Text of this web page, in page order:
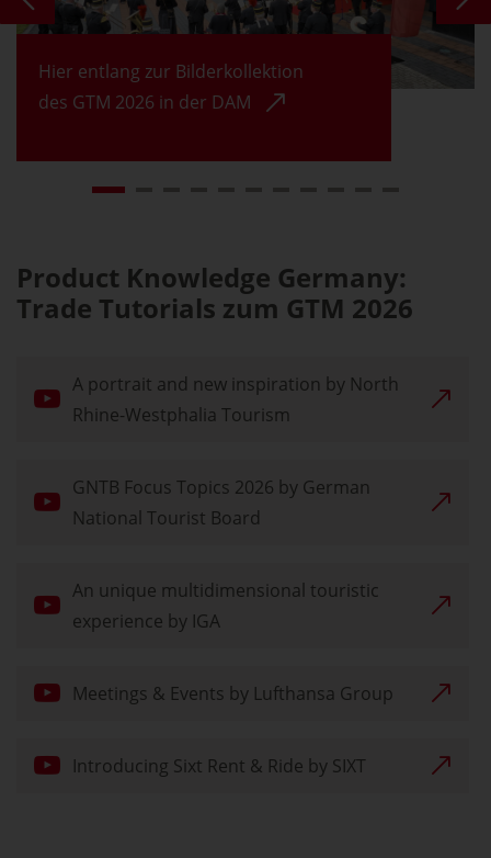
Hier entlang zur Bilderkollektion
des GTM 2026 in der DAM
Product Knowledge Germany:
Trade Tutorials zum GTM 2026
A portrait and new inspiration by North
Rhine-Westphalia Tourism
GNTB Focus Topics 2026 by German
National Tourist Board
An unique multidimensional touristic
experience by IGA
Meetings & Events by Lufthansa Group
Introducing Sixt Rent & Ride by SIXT